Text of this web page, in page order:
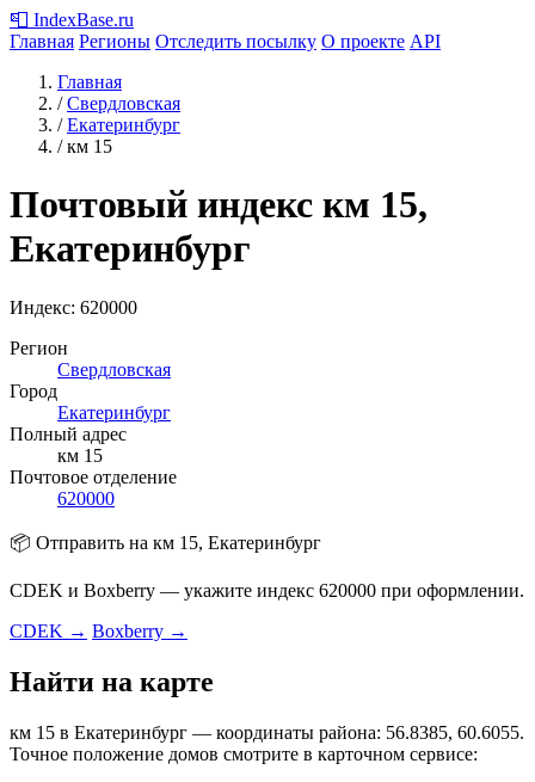
📮 IndexBase.ru
Главная Регионы Отследить посылку О проекте API
Главная
/ Свердловская
/ Екатеринбург
/ км 15
Почтовый индекс км 15,
Екатеринбург
Индекс: 620000
Регион
Свердловская
Город
Екатеринбург
Полный адрес
км 15
Почтовое отделение
620000
📦 Отправить на км 15, Екатеринбург
CDEK и Boxberry — укажите индекс 620000 при оформлении.
CDEK → Boxberry →
Найти на карте
км 15 в Екатеринбург — координаты района: 56.8385, 60.6055.
Точное положение домов смотрите в карточном сервисе: